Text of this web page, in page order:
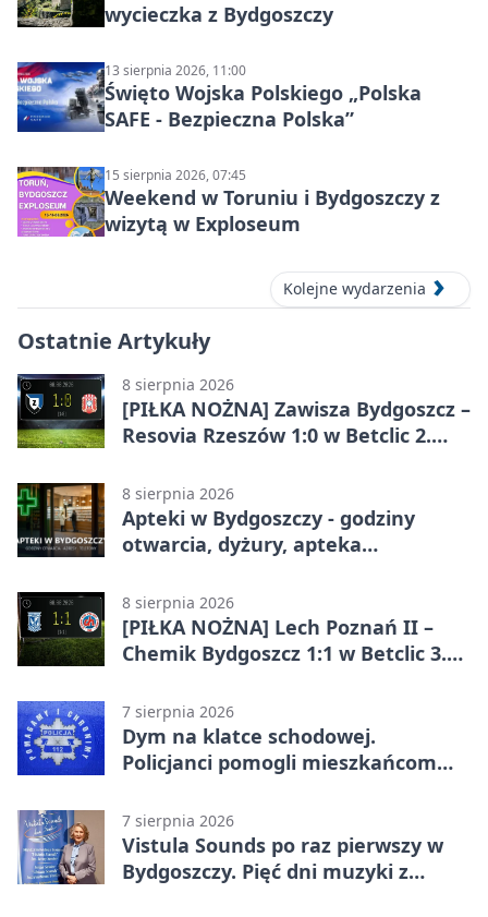
wycieczka z Bydgoszczy
13 sierpnia 2026, 11:00
Święto Wojska Polskiego „Polska
SAFE - Bezpieczna Polska”
15 sierpnia 2026, 07:45
Weekend w Toruniu i Bydgoszczy z
wizytą w Exploseum
Kolejne wydarzenia
Ostatnie Artykuły
8 sierpnia 2026
[PIŁKA NOŻNA] Zawisza Bydgoszcz –
Resovia Rzeszów 1:0 w Betclic 2.
8 sierpnia 2026
Apteki w Bydgoszczy - godziny
otwarcia, dyżury, apteka
8 sierpnia 2026
[PIŁKA NOŻNA] Lech Poznań II –
Chemik Bydgoszcz 1:1 w Betclic 3.
Bydgoszczanie wywieźli punkt z
Wronek
7 sierpnia 2026
Dym na klatce schodowej.
Policjanci pomogli mieszkańcom
7 sierpnia 2026
Vistula Sounds po raz pierwszy w
Bydgoszczy. Pięć dni muzyki z